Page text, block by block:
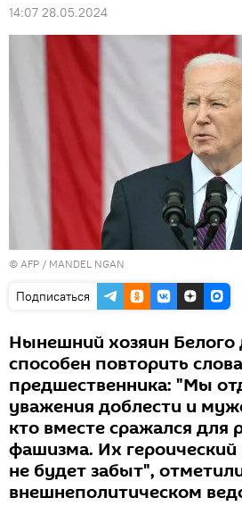
14:07 28.05.2024
© AFP / MANDEL NGAN
Подписаться
Нынешний хозяин Белого
способен повторить
предшественника: "Мы
уважения доблести и
кто вместе сражался для
фашизма. Их героический
не будет забыт",
внешнеполитическом